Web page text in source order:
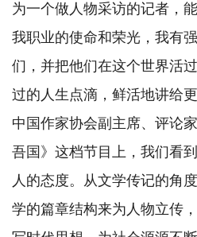
为一个做人物采访的记者，
我职业的使命和荣光，我有
们，并把他们在这个世界活
过的人生点滴，鲜活地讲给
中国作家协会副主席、评论
吾国》这档节目上，我们看
人的态度。从文学传记的角
学的篇章结构来为人物立传